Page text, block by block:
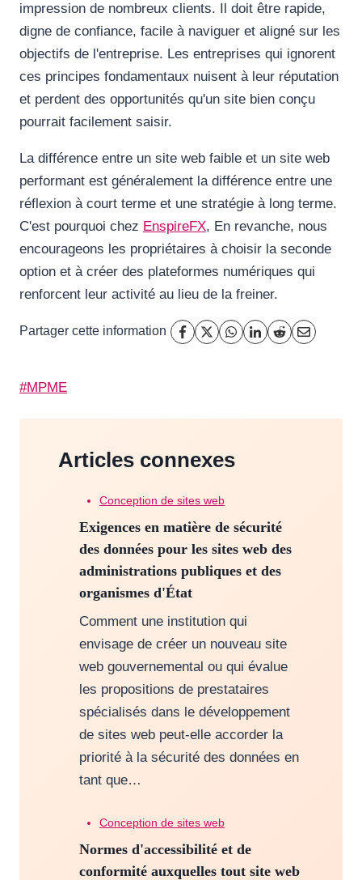
impression de nombreux clients. Il doit être rapide,
digne de confiance, facile à naviguer et aligné sur les
objectifs de l'entreprise. Les entreprises qui ignorent
ces principes fondamentaux nuisent à leur réputation
et perdent des opportunités qu'un site bien conçu
pourrait facilement saisir.
La différence entre un site web faible et un site web
performant est généralement la différence entre une
réflexion à court terme et une stratégie à long terme.
C'est pourquoi chez EnspireFX, En revanche, nous
encourageons les propriétaires à choisir la seconde
option et à créer des plateformes numériques qui
renforcent leur activité au lieu de la freiner.
Partager cette information
Étiquettes
publication :
#MPME
Articles connexes
Conception de sites web
Exigences en matière de sécurité
des données pour les sites web des
administrations publiques et des
organismes d'État
Comment une institution qui
envisage de créer un nouveau site
web gouvernemental ou qui évalue
les propositions de prestataires
spécialisés dans le développement
de sites web peut-elle accorder la
priorité à la sécurité des données en
tant que…
Conception de sites web
Normes d'accessibilité et de
conformité auxquelles tout site web